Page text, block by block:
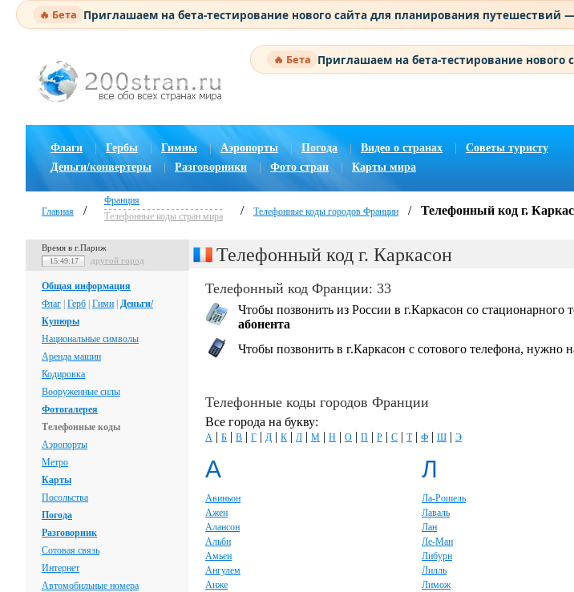
🔥 Бета Приглашаем на бета-тестирование нового сайта для планирования путешествий —
🔥 Бета Приглашаем на бета-тестирование
Флаги Гербы Гимны | Аэропорты Погода | Видео о странах
Советы туристу
Деньги/конвертеры
Разговорники Фото стран Карты мира
Главная /
Франция
Телефонные коды стран мира
/ Телефонные коды городов Франции / Телефонный код г.
Время в г.Париж
15:49:18 другой город
Общая информация
Флаг Герб Гимн Деньги/
Купюры
Национальные символы
Аренда машин
Кодировка
Вооруженные силы
Фотогалерея
Телефонные коды
Аэропорты
Метро
Карты
Посольства
Погода
Разговорник
Сотовая связь
Интернет
Автомобильные номера
Телефонный код г. Каркасон
Телефонный код Франции: 33
Чтобы позвонить из России в г.Каркасон со стационарного
абонента
Чтобы позвонить в г.Каркасон с сотового телефона, нужно
Телефонные коды городов Франции
Все города на букву:
А | Б | В | Г | Д | К | Л | М | Н | О | П | Р | С | Т| Ф | Ш | Э
А
Авиньон
Ажен
Алансон
Альби
Амьен
Ангулем
Анже
Л
Ла-Рошель
Лаваль
Лан
Ле-Ман
Либурн
Лилль
Лимож